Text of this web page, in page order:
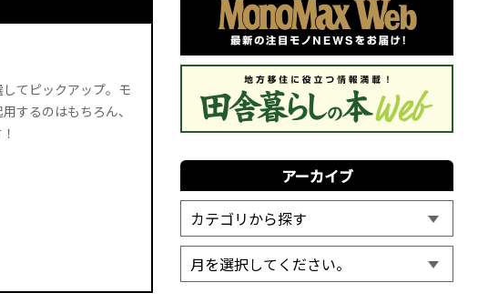
てピックアップ。モ
するのはもちろん、
アーカイブ